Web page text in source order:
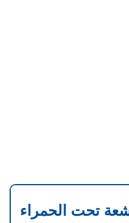
تحت الحمراء